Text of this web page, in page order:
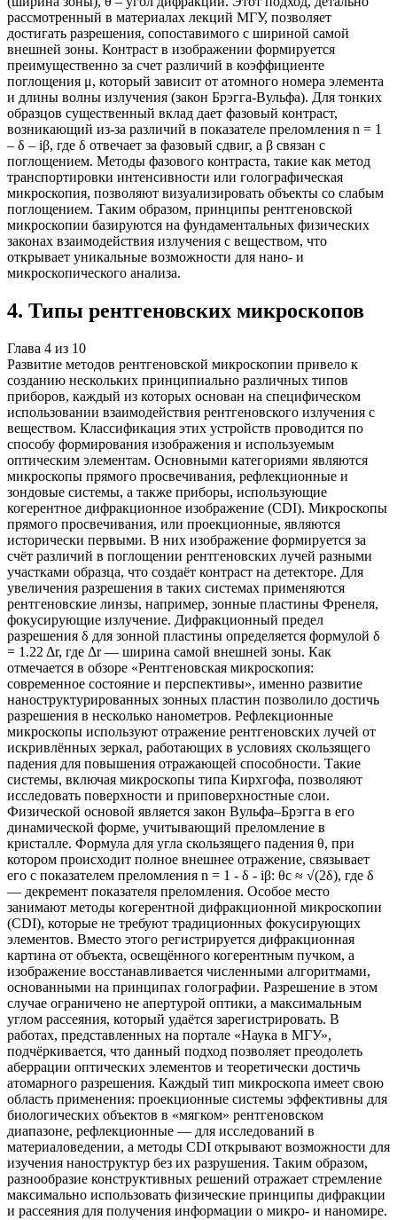
рассмотренный в материалах лекций МГУ, позволяет
достигать разрешения, сопоставимого с шириной самой
внешней зоны. Контраст в изображении формируется
преимущественно за счет различий в коэффициенте
поглощения μ, который зависит от атомного номера элемента
и длины волны излучения (закон Брэгга-Вульфа). Для тонких
образцов существенный вклад дает фазовый контраст,
возникающий из-за различий в показателе преломления n = 1
– δ – iβ, где δ отвечает за фазовый сдвиг, а β связан с
поглощением. Методы фазового контраста, такие как метод
транспортировки интенсивности или голографическая
микроскопия, позволяют визуализировать объекты со слабым
поглощением. Таким образом, принципы рентгеновской
микроскопии базируются на фундаментальных физических
законах взаимодействия излучения с веществом, что
открывает уникальные возможности для нано- и
микроскопического анализа.
4. Типы рентгеновских микроскопов
Глава 4 из 10
Развитие методов рентгеновской микроскопии привело к
созданию нескольких принципиально различных типов
приборов, каждый из которых основан на специфическом
использовании взаимодействия рентгеновского излучения с
веществом. Классификация этих устройств проводится по
способу формирования изображения и используемым
оптическим элементам. Основными категориями являются
микроскопы прямого просвечивания, рефлекционные и
зондовые системы, а также приборы, использующие
когерентное дифракционное изображение (CDI). Микроскопы
прямого просвечивания, или проекционные, являются
исторически первыми. В них изображение формируется за
счёт различий в поглощении рентгеновских лучей разными
участками образца, что создаёт контраст на детекторе. Для
увеличения разрешения в таких системах применяются
рентгеновские линзы, например, зонные пластины Френеля,
фокусирующие излучение. Дифракционный предел
разрешения δ для зонной пластины определяется формулой δ
= 1.22 Δr, где Δr — ширина самой внешней зоны. Как
отмечается в обзоре «Рентгеновская микроскопия:
современное состояние и перспективы», именно развитие
наноструктурированных зонных пластин позволило достичь
разрешения в несколько нанометров. Рефлекционные
микроскопы используют отражение рентгеновских лучей от
искривлённых зеркал, работающих в условиях скользящего
падения для повышения отражающей способности. Такие
системы, включая микроскопы типа Кирхгофа, позволяют
исследовать поверхности и приповерхностные слои.
Физической основой является закон Вульфа–Брэгга в его
динамической форме, учитывающий преломление в
кристалле. Формула для угла скользящего падения θ, при
котором происходит полное внешнее отражение, связывает
его с показателем преломления n = 1 - δ - iβ: θc ≈ √(2δ), где δ
— декремент показателя преломления. Особое место
занимают методы когерентной дифракционной микроскопии
(CDI), которые не требуют традиционных фокусирующих
элементов. Вместо этого регистрируется дифракционная
картина от объекта, освещённого когерентным пучком, а
изображение восстанавливается численными алгоритмами,
основанными на принципах голографии. Разрешение в этом
случае ограничено не апертурой оптики, а максимальным
углом рассеяния, который удаётся зарегистрировать. В
работах, представленных на портале «Наука в МГУ»,
подчёркивается, что данный подход позволяет преодолеть
аберрации оптических элементов и теоретически достичь
атомарного разрешения. Каждый тип микроскопа имеет свою
область применения: проекционные системы эффективны для
биологических объектов в «мягком» рентгеновском
диапазоне, рефлекционные — для исследований в
материаловедении, а методы CDI открывают возможности для
изучения наноструктур без их разрушения. Таким образом,
разнообразие конструктивных решений отражает стремление
максимально использовать физические принципы дифракции
и рассеяния для получения информации о микро- и наномире.